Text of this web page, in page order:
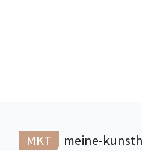
MKT meine-